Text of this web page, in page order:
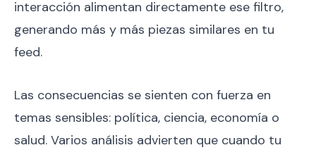
interacción alimentan directamente ese filtro,
generando más y más piezas similares en tu
feed.​
Las consecuencias se sienten con fuerza en
temas sensibles: política, ciencia, economía o
salud. Varios análisis advierten que cuando tu